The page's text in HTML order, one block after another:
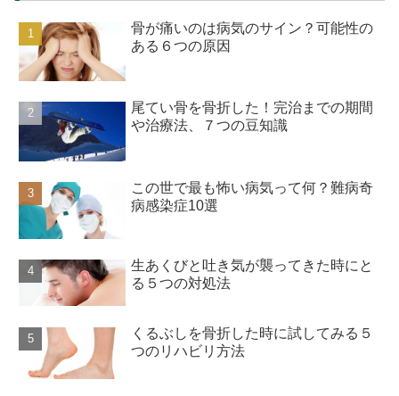
骨が痛いのは病気のサイン？可能性の
ある６つの原因
尾てい骨を骨折した！完治までの期間
や治療法、７つの豆知識
この世で最も怖い病気って何？難病奇
病感染症10選
生あくびと吐き気が襲ってきた時にと
る５つの対処法
くるぶしを骨折した時に試してみる５
つのリハビリ方法